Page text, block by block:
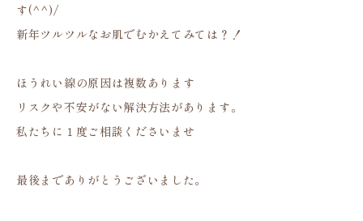
す(^^)/
新年ツルツルなお肌でむかえてみては？！
ほうれい線の原因は複数あります
リスクや不安がない解決方法があります。
私たちに１度ご相談くださいませ
最後までありがとうございました。